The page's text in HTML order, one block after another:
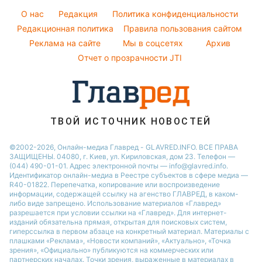
Напитки
Праздничное меню
Погода на сегодня
Погода на завтра
Пылевая буря
O нас Редакция
Политика конфиденциальности
Редакционная политика
Правила пользования сайтом
Реклама на сайте
Мы в соцсетях
Архив
Отчет о прозрачности JTI
ТВОЙ ИСТОЧНИК НОВОСТЕЙ
©2002-2026, Онлайн-медиа Главред - GLAVRED.INFO. ВСЕ ПРАВА
ЗАЩИЩЕНЫ. 04080, г. Киев, ул. Кириловская, дом 23. Телефон —
(044) 490-01-01. Адрес электронной почты — info@glavred.info.
Идентификатор онлайн-медиа в Реестре cубъектов в сфере медиа —
R40-01822. Перепечатка, копирование или воспроизведение
информации, содержащей ссылку на агенство ГЛАВРЕД, в каком-
либо виде запрещено. Использование материалов «Главред»
разрешается при условии ссылки на «Главред». Для интернет-
изданий обязательна прямая, открытая для поисковых систем,
гиперссылка в первом абзаце на конкретный материал. Материалы с
плашками «Реклама», «Новости компаний», «Актуально», «Точка
зрения», «Официально» публикуются на коммерческих или
партнерских началах. Точки зрения, выраженные в материалах в